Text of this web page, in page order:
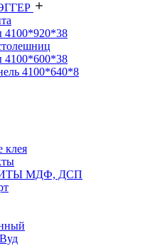
4100*640*8
клея
МДФ, ДСП